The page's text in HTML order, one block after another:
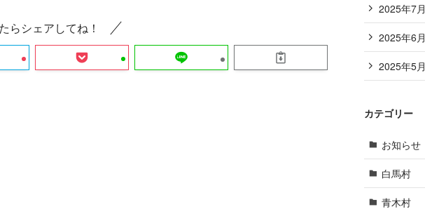
らシェアしてね！
2025年7月
2025年6月
2025年5月
カテゴリー
お知らせ
白馬村
青木村